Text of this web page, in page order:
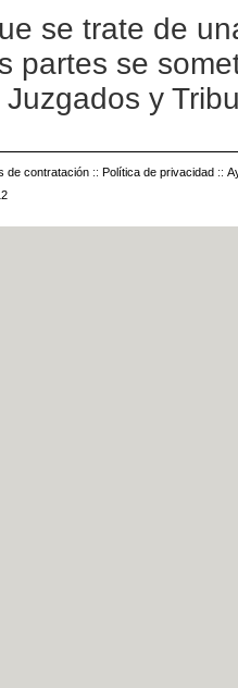
se trate de
partes se
y
de contratación :: Política de privacidad ::